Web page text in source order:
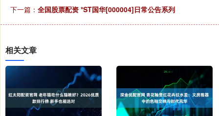
下一篇： 全国股票配资 *ST国华[000004]日常公告系列
相关文章